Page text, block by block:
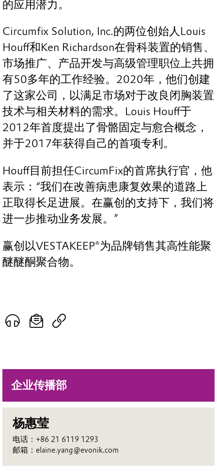
企业传播部
杨惠莹
电话：+86 21 6119 1293
邮箱：elaine.yang@evonik.com
的应用潜力。
Circumfix Solution, Inc.的两位创始人Louis
Houff和Ken Richardson在骨科装置的销售、
市场推广、产品开发与高级管理职位上共拥
有50多年的工作经验。2020年，他们创建
了这家公司，以满足市场对于改良闭胸装置
技术与相关材料的需求。Louis Houff于
2012年首度提出了骨骼固定与愈合概念，
并于2017年获得自己的首项专利。
Houff目前担任CircumFix的首席执行官，他
表示：“我们在改善病患康复效果的道路上
正取得长足进展。在赢创的支持下，我们将
进一步推动业务发展。”
赢创以VESTAKEEP®为品牌销售其高性能聚
醚醚酮聚合物。